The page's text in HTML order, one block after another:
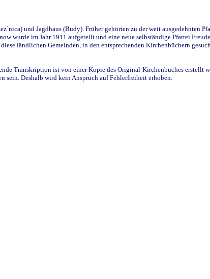
und Jagdhaus (Budy). Früher gehörten zu der weit ausgedehnten
wurde im Jahr 1911 aufgeteilt und eine neue selbständige Pfarrei
ländlichen Gemeinden, in den entsprechenden Kirchenbüchern
Transkription ist von einer Kopie des Original-Kirchenbuches erstellt
Deshalb wird kein Anspruch auf Fehlerfreiheit erhoben.